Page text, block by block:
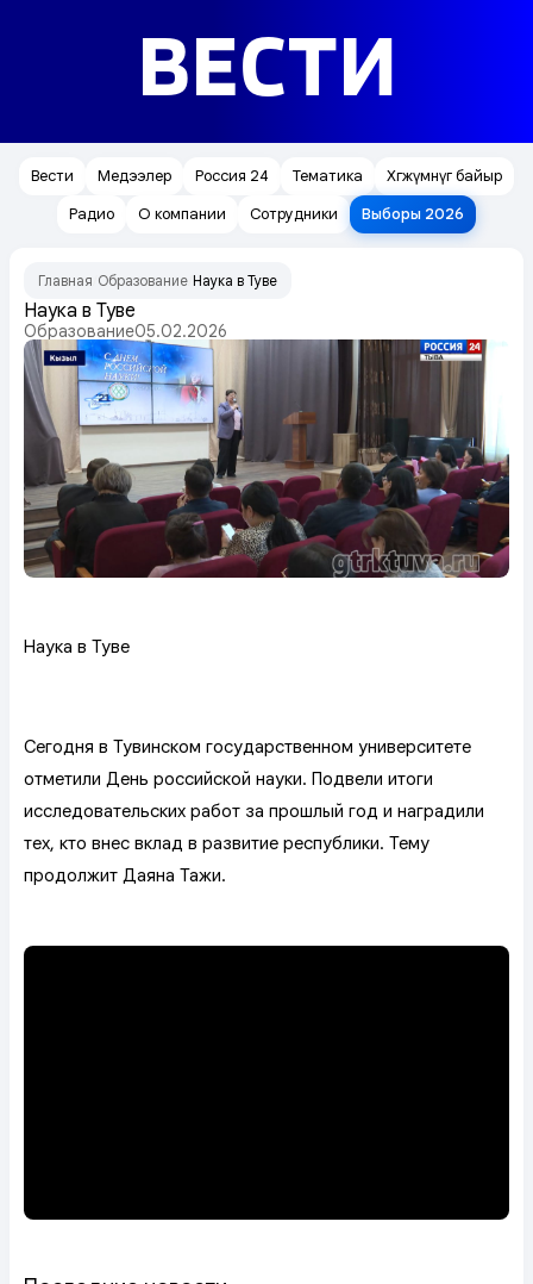
ВЕСТИ
Вести Медээлер Россия 24 Тематика
Хөгжүмнүг байыр
Радио
О компании Сотрудники Выборы 2026
Главная Образование Наука в Туве
Наука в Туве
Образование05.02.2026
Наука в Туве
Сегодня в Тувинском государственном университете
отметили День российской науки. Подвели итоги
исследовательских работ за прошлый год и наградили
тех, кто внес вклад в развитие республики. Тему
продолжит Даяна Тажи.